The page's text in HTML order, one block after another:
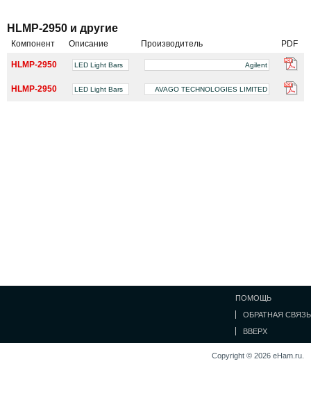
HLMP-2950 и другие
Компонент Описание Производитель PDF
HLMP-2950 LED Light Bars Agilent
HLMP-2950 LED Light Bars AVAGO TECHNOLOGIES LIMITED
ПОМОЩЬ
ОБРАТНАЯ СВЯЗЬ
ВВЕРХ
Copyright © 2026 eHam.ru.